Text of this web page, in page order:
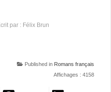
par : Félix Brun
Published in Romans français
Affichages : 4158